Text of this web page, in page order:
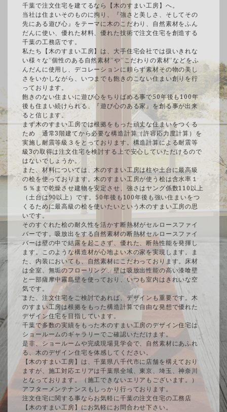
千葉で注文住宅を建てるなら【木のすまい工房】へ。
当社は住まいそのものに拘り、『強さと美しさ、そしてその
先にある遊び心』をテーマに木のこだわり、自然素材をふん
だんに使い、優れた材料、優れた技術で注文住宅を創造する
千葉の工務店です。
私たち【木のすまい工房】は、大手住宅会社では扱いきれな
い様々な”個性のある自然素材”や”こだわりの素材”などをふ
んだんに使用し、デコレーションに頼らず素材その物の美し
さをいかしながら、いつまでも飽きのこない住まい創りを行
っております。
飽きのない住まいに遊び心をちりばめる事で50年後も100年
後も住まい続けられる、『遊び心のある家』を創る事が出来
ると信じます。
まず木のすまい工房では根拠をもった頑丈な住まいをつくる
ため 通常3階建てから必要な構造計算（許容応力度計算）を
実施し耐震等級３をとっております。構造計算による耐震等
級3の取得は注文住宅を検討する上で安心していただけるので
はないでしょうか。
また、材料については、木のすまい工房は柱や土台に最高級
の桧を使っております。木のすまい工房が使う桧は含水率１
５％まで乾燥させ建物を安定させ、強さはヤング係数110以上
（土台は90以上）です。50年後も100年後も強い住まいをつ
くるために最高級の桧を使いたいという木のすまい工房の思
いです。
そのすぐれた桧の耐久性を活かす断熱材がセルロースファイ
バーです。吸放出をする自然素材の断熱材セルロースファイ
バーは壁の中で結露を起こさず、優れた、断熱性能を発揮し
ます。このような構造材が心地よい木の家を実現します。ま
た、内装においても、自然素材にこだわっております。床材
は全室、無垢のフローリング、壁は吸放出性能の高い漆喰壁
と一部薩摩中霧島壁を使っており、いつも室内はきれいな空
気です。
また、注文住宅をご検討であれば、デザインも重要です。木
のすまい工房は根拠をもった構造計算で自由な発想で優れた
デザイン住宅を目指しています。
千葉で多数の実績をもった木のすまい工房のデザイン住宅は
ショールームのギャラリーでご確認いただけます。
是非、ショールームや完成現場見学会で、自然素材にあふれ
る、木のデザイン住宅を体感してください。
【木のすまい工房】は、千葉県八千代市に店舗を構えており
ますが、施工対応エリアは千葉県全域、東京、埼玉、神奈川
となっております。（施工できないエリアもございます。）
アフターメンテナンスもしっかり行っております。
注文住宅に関する事ならお気軽に千葉の注文住宅の工務店
【木のすまい工房】にお気軽にお問合わせ下さい。